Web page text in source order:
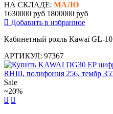
НА СКЛАДЕ: МАЛО
1630000 руб 1800000 руб
Добавить в избранное
Кабинетный рояль Kawai GL-10
АРТИКУЛ: 97367
Sale
~20%